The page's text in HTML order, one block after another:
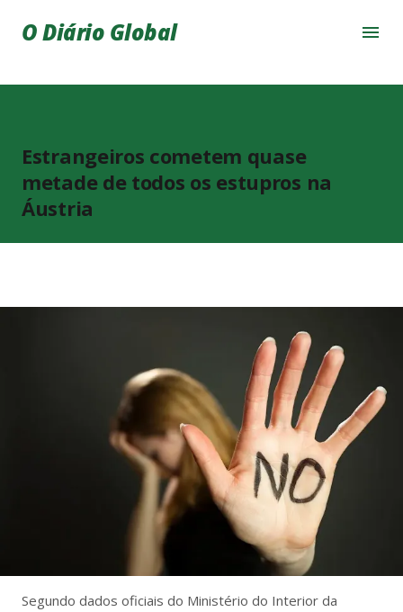
Pular para o conteúdo principal
O Diário Global
Estrangeiros cometem quase
metade de todos os estupros na
Áustria
Segundo dados oficiais do Ministério do Interior da